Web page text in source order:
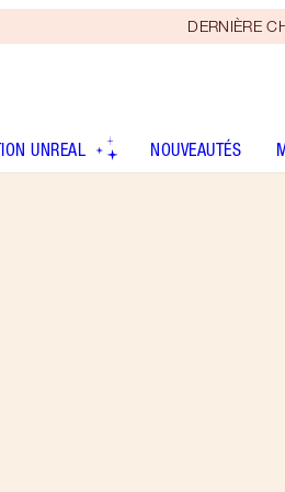
DERNIÈRE
UNREAL NOUVEAUTÉS